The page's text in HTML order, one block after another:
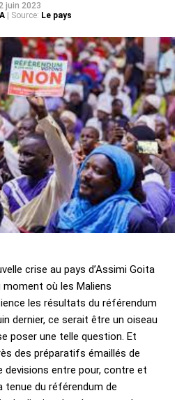
juin 2023
| Source: Le pays
crise au pays d’Assimi Goita
moment où les Maliens
les résultats du référendum
dernier, ce serait être un oiseau
poser une telle question. Et
des préparatifs émaillés de
devisions entre pour, contre et
du référendum de